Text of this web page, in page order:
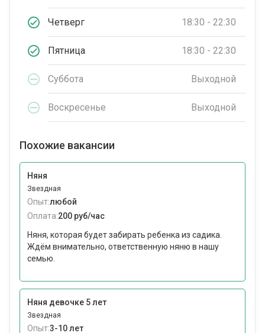
Четверг 18:30 - 22:30
Пятница 18:30 - 22:30
Суббота Выходной
Воскресенье Выходной
Похожие вакансии
Няня
Звездная
Опыт:любой
Оплата:200 руб/час
Няня, которая будет забирать ребенка из садика.
Ждём внимательно, ответственную няню в нашу
семью.
Няня девочке 5 лет
Звездная
Опыт:3-10 лет